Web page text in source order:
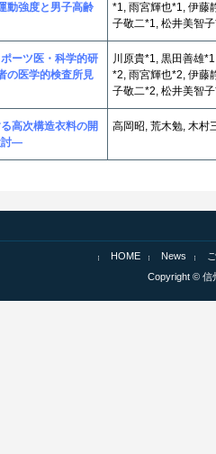
動強度と男子高齢
*1, 雨宮輝也*1, 伊藤
子敬二*1, 松井美智
ーツ医・科学的研
の医学的検査所見
川原貴*1, 黒田善雄
*2, 雨宮輝也*2, 伊藤
子敬二*2, 松井美智
高次構造衣料の開
討―
高岡昭, 荒木勉, 木村
HOME News
Copyright © 信